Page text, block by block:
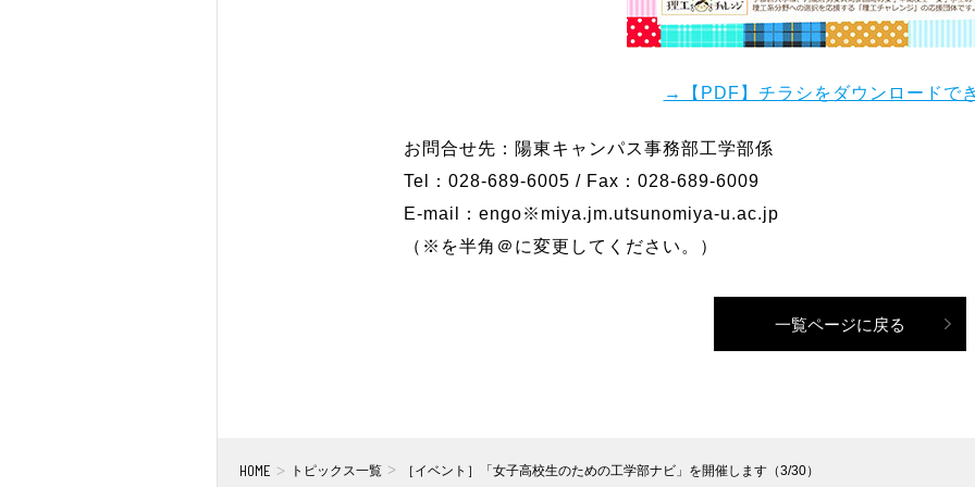
→【PDF】チラシをダウンロードで
お問合せ先：陽東キャンパス事務部工学部係
Tel：028-689-6005 / Fax：028-689-6009
E-mail：engo※miya.jm.utsunomiya-u.ac.jp
（※を半角＠に変更してください。）
一覧ページに戻る
HOME トピックス一覧 ［イベント］「女子高校生のための工学部ナビ」を開催します（3/30）